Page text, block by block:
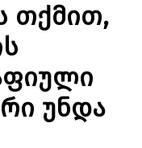
თქმით,
უნდა